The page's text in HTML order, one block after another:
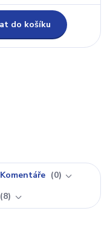
do košíku
Komentáře
0
8